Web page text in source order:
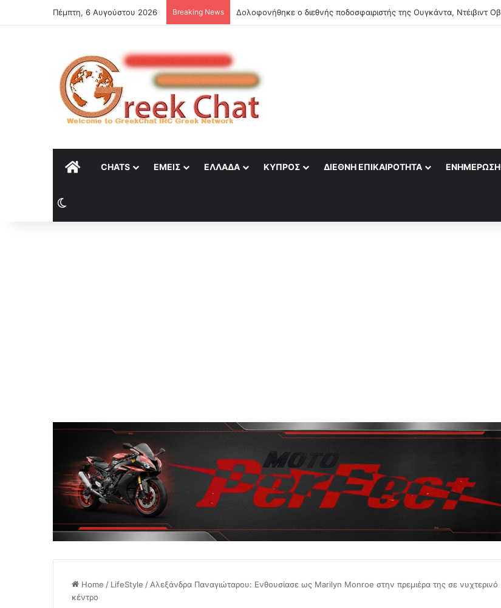
Πέμπτη, 6 Αυγούστου 2026 Breaking News
ΑΡΧΙΚΉCHATS ΕΜΕΊΣ ΕΛΛΆΔΑ ΚΎΠΡΟΣ ΔΙΕΘΝΉ ΕΠΙΚΑΙΡΌΤΗΤΑ ΕΝΗΜΈΡΩΣΗ
Home / LifeStyle / Αλεξάνδρα Παναγιώταρου: Ενθουσίασε ως Marilyn Monroe στην πρεμιέρα της σε νυχτερινό
κέντρο